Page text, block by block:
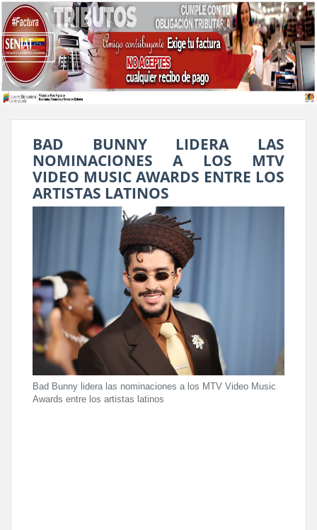
BAD BUNNY LIDERA LAS
NOMINACIONES A LOS MTV
VIDEO MUSIC AWARDS ENTRE LOS
ARTISTAS LATINOS
Bad Bunny lidera las nominaciones a los MTV Video Music
Awards entre los artistas latinos